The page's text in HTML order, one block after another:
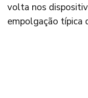
volta nos
empolgação típica